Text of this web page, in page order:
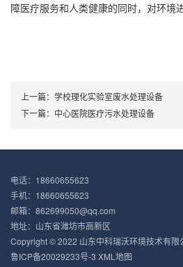
障医疗服务和人类健康的同时，对环境
上一篇： 学校理化实验室废水处理设备
下一篇： 中心医院医疗污水处理设备
电话：18660655623
手机：18660655623
邮箱：862699050@qq.com
地址：山东省潍坊市高新区
Copyright © 2022 山东中科瑞沃环境技术有限
鲁ICP备20029233号-3 XML地图